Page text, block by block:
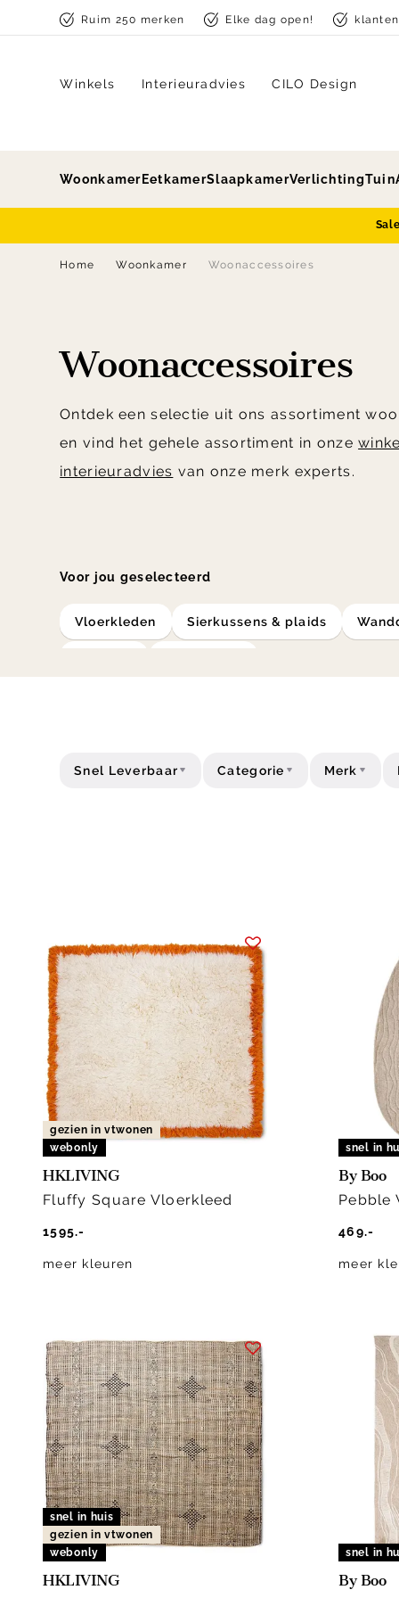
Skip to contentRuim 250 merken Elke dag open!
Winkels Interieuradvies CILO Design
Woonkamer EetkamerSlaapkamerVerlichtingTuin
Home Woonkamer Woonaccessoires
Woonaccessoires
Ontdek een selectie uit ons assortiment
en vind het gehele assortiment in onze
interieuradvies van onze merk experts.
Voor jou geselecteerd
vloerkleden sierkussens & plaids
Snel Leverbaar Categorie Merk
gezien in vtwonen
webonly
HKLIVING
Fluffy Square Vloerkleed
1595.-
meer kleuren
snel in
By Boo
Pebble
469.-
meer
snel in huis
gezien in vtwonen
webonly
HKLIVING
snel in
By Boo